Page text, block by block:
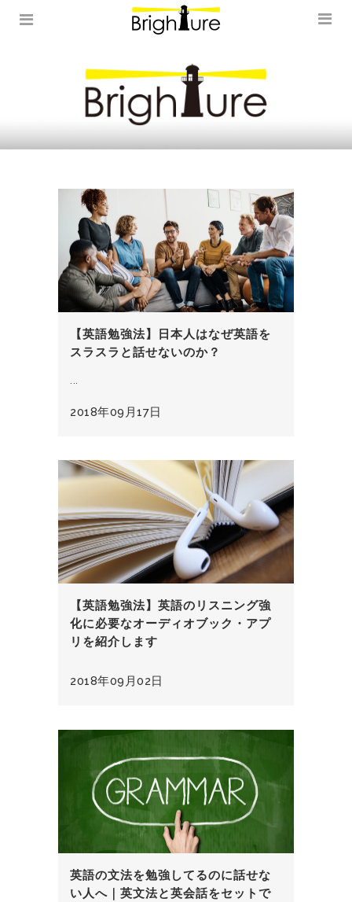
【英語勉強法】日本人はなぜ英語を
スラスラと話せないのか？
...
2018年09月17日
【英語勉強法】英語のリスニング強
化に必要なオーディオブック・アプ
リを紹介します
2018年09月02日
英語の文法を勉強してるのに話せな
い人へ｜英文法と英会話をセットで